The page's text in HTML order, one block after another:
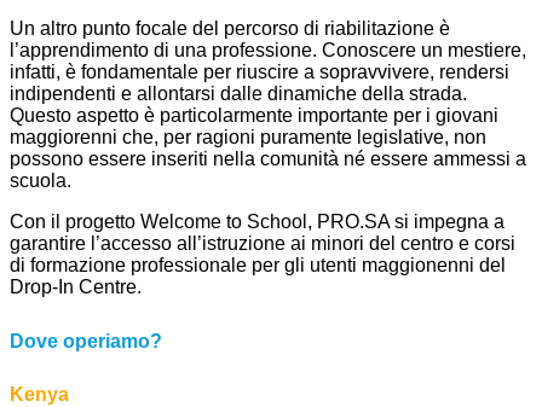
Un altro punto focale del percorso di riabilitazione è
l’apprendimento di una professione. Conoscere un mestiere,
infatti, è fondamentale per riuscire a sopravvivere, rendersi
indipendenti e allontarsi dalle dinamiche della strada.
Questo aspetto è particolarmente importante per i giovani
maggiorenni che, per ragioni puramente legislative, non
possono essere inseriti nella comunità né essere ammessi a
scuola.
Con il progetto Welcome to School, PRO.SA si impegna a
garantire l’accesso all’istruzione ai minori del centro e corsi
di formazione professionale per gli utenti maggionenni del
Drop-In Centre.
Dove operiamo?
Kenya